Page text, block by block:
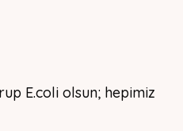
E.coli olsun; hepimiz